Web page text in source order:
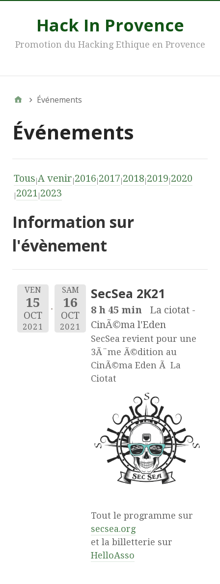
Hack In Provence
Promotion du Hacking Ethique en Provence
Événements
Événements
Tous A venir 2016 2017 2018 2019 2020
2021 2023
Information sur
l'évènement
VEN
15
OCT
2021
SAM
16
OCT
2021
SecSea 2K21
8 h 45 min
La ciotat -
CinÃ©ma l'Eden
SecSea revient pour une
3Ã¨me Ã©dition au
CinÃ©ma Eden Ã La
Ciotat
Tout le programme sur
secsea.org
et la billetterie sur
HelloAsso